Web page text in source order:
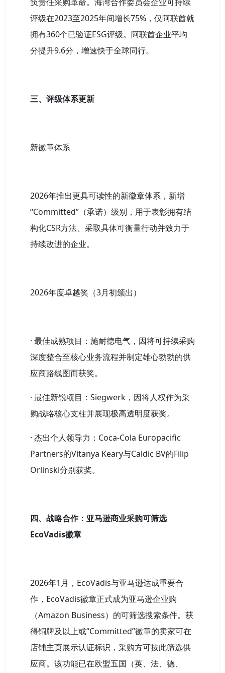
评级在2023至2025年间增长75%，仅阿联酋就
拥有360个已验证ESG评级。阿联酋企业平均
分提升9.6分，增速快于全球同行。
三、评级体系更新
新徽章体系
2026年推出更具可读性的新徽章体系，新增
“Committed”（承诺）级别，用于表彰拥有结
构化CSR方法、采取具体可衡量行动并致力于
持续改进的企业。
2026年度卓越奖（3月初颁出）
· 最佳成熟项目：施耐德电气，因将可持续采购
深度整合至核心业务流程并制定雄心勃勃的供
应商路线图而获奖。
· 最佳新锐项目：Siegwerk，因将人权作为采
购战略核心支柱并展现极高透明度获奖。
· 杰出个人领导力：Coca-Cola Europacific
Partners的Vitanya Keary与Caldic BV的Filip
Orlinski分别获奖。
四、战略合作：亚马逊商业采购可筛选
EcoVadis徽章
2026年1月，EcoVadis与亚马逊达成重要合
作，EcoVadis徽章正式成为亚马逊企业购
（Amazon Business）的可筛选搜索条件。获
得铜牌及以上或“Committed”徽章的卖家可在
店铺主页展示认证标识，采购方可按此筛选供
应商。该功能已在欧盟五国（英、法、德、